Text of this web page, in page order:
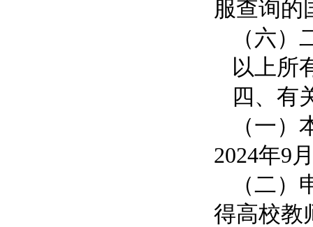
服查询的
（六
以上所
四、有
（一
2024年9
（二
得高校教